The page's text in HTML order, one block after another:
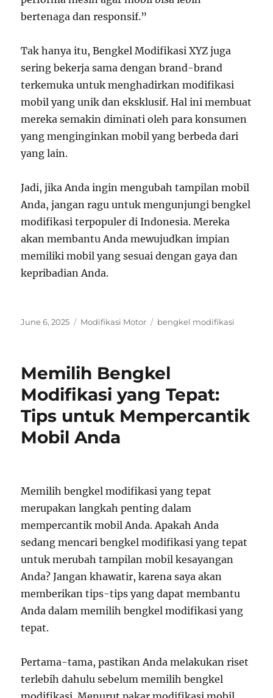
bertenaga dan responsif.”
Tak hanya itu, Bengkel Modifikasi XYZ juga
sering bekerja sama dengan brand-brand
terkemuka untuk menghadirkan modifikasi
mobil yang unik dan eksklusif. Hal ini membuat
mereka semakin diminati oleh para konsumen
yang menginginkan mobil yang berbeda dari
yang lain.
Jadi, jika Anda ingin mengubah tampilan mobil
Anda, jangan ragu untuk mengunjungi bengkel
modifikasi terpopuler di Indonesia. Mereka
akan membantu Anda mewujudkan impian
memiliki mobil yang sesuai dengan gaya dan
kepribadian Anda.
Posted
June 6, 2025 Categories
Modifikasi Motor Tags
bengkel modifikasi
Memilih Bengkel
Modifikasi yang Tepat:
Tips untuk Mempercantik
Mobil Anda
Memilih bengkel modifikasi yang tepat
merupakan langkah penting dalam
mempercantik mobil Anda. Apakah Anda
sedang mencari bengkel modifikasi yang tepat
untuk merubah tampilan mobil kesayangan
Anda? Jangan khawatir, karena saya akan
memberikan tips-tips yang dapat membantu
Anda dalam memilih bengkel modifikasi yang
tepat.
Pertama-tama, pastikan Anda melakukan riset
terlebih dahulu sebelum memilih bengkel